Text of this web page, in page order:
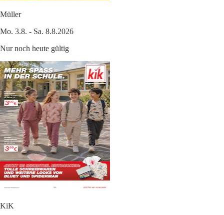
Müller
Mo. 3.8. - Sa. 8.8.2026
Nur noch heute gültig
KiK